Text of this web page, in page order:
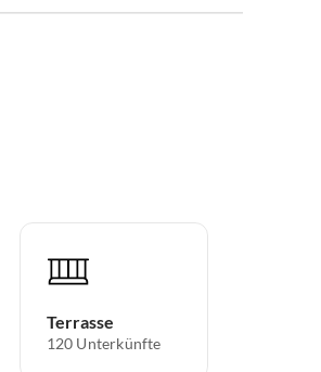
Terrasse
120 Unterkünfte